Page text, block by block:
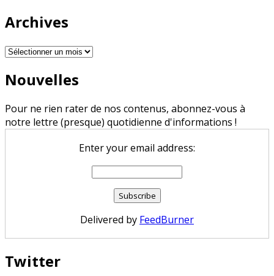
Archives
Archives
Nouvelles
Pour ne rien rater de nos contenus, abonnez-vous à
notre lettre (presque) quotidienne d'informations !
Enter your email address:
Delivered by FeedBurner
Twitter